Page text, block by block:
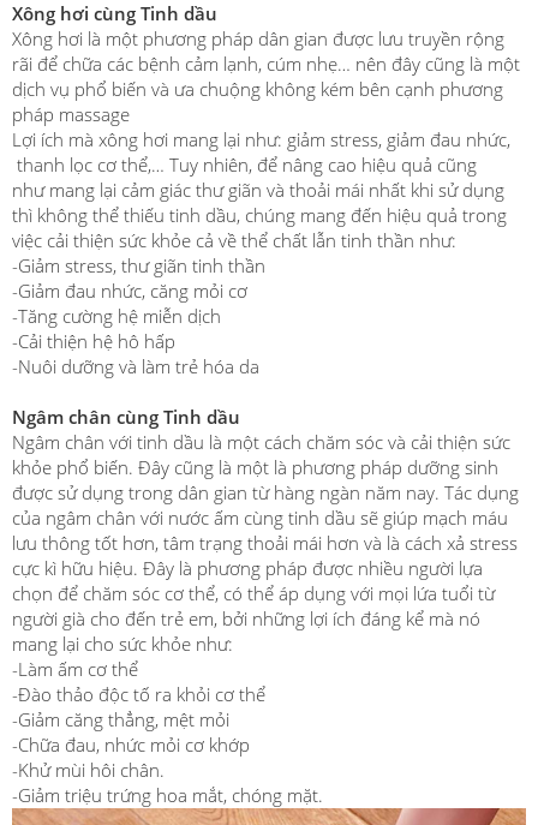
Xông hơi cùng Tinh dầu
Xông hơi là một phương pháp dân gian được lưu truyền rộng
rãi để chữa các bệnh cảm lạnh, cúm nhẹ… nên đây cũng là một
dịch vụ phổ biến và ưa chuộng không kém bên cạnh phương
pháp massage
Lợi ích mà xông hơi mang lại như: giảm stress, giảm đau nhức,
thanh lọc cơ thể,… Tuy nhiên, để nâng cao hiệu quả cũng
như mang lại cảm giác thư giãn và thoải mái nhất khi sử dụng
thì không thể thiếu tinh dầu, chúng mang đến hiệu quả trong
việc cải thiện sức khỏe cả về thể chất lẫn tinh thần như:
-Giảm stress, thư giãn tinh thần
-Giảm đau nhức, căng mỏi cơ
-Tăng cường hệ miễn dịch
-Cải thiện hệ hô hấp
-Nuôi dưỡng và làm trẻ hóa da
Ngâm chân cùng Tinh dầu
Ngâm chân với tinh dầu là một cách chăm sóc và cải thiện sức
khỏe phổ biến. Đây cũng là một là phương pháp dưỡng sinh
được sử dụng trong dân gian từ hàng ngàn năm nay. Tác dụng
của ngâm chân với nước ấm cùng tinh dầu sẽ giúp mạch máu
lưu thông tốt hơn, tâm trạng thoải mái hơn và là cách xả stress
cực kì hữu hiệu. Đây là phương pháp được nhiều người lựa
chọn để chăm sóc cơ thể, có thể áp dụng với mọi lứa tuổi từ
người già cho đến trẻ em, bởi những lợi ích đáng kể mà nó
mang lại cho sức khỏe như:
-Làm ấm cơ thể
-Đào thảo độc tố ra khỏi cơ thể
-Giảm căng thẳng, mệt mỏi
-Chữa đau, nhức mỏi cơ khớp
-Khử mùi hôi chân.
-Giảm triệu trứng hoa mắt, chóng mặt.